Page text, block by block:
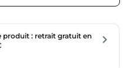
produit : retrait gratuit en